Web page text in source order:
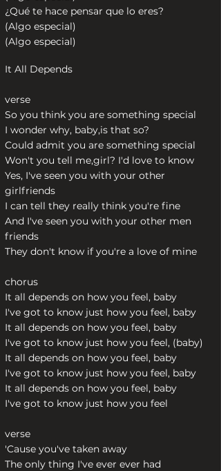
¿Qué te hace pensar que lo eres?
(Algo especial)
(Algo especial)
It All Depends
verse
So you think you are something special
I wonder why, baby,is that so?
Could admit you are something special
Won't you tell me,girl? I'd love to know
Yes, I've seen you with your other
girlfriends
I can tell they really think you're fine
And I've seen you with your other men
friends
They don't know if you're a love of mine
chorus
It all depends on how you feel, baby
I've got to know just how you feel, baby
It all depends on how you feel, baby
I've got to know just how you feel, (baby)
It all depends on how you feel, baby
I've got to know just how you feel, baby
It all depends on how you feel, baby
I've got to know just how you feel
verse
'Cause you've taken away
The only thing I've ever ever had